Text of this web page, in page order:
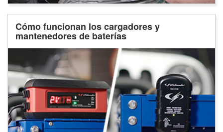
Cómo funcionan los cargadores y
mantenedores de baterías